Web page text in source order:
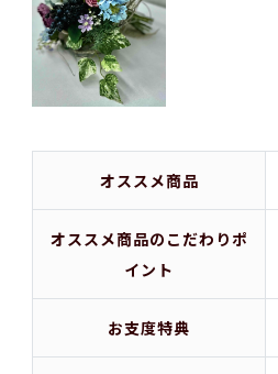
オススメ商品
オススメ商品のこだわりポ
イント
お支度特典